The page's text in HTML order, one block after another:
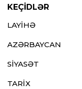
KEÇİDLƏR
LAYİHƏ
AZƏRBAYCAN
SİYASƏT
TARİX